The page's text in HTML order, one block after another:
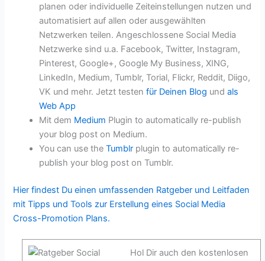
planen oder individuelle Zeiteinstellungen nutzen und
automatisiert auf allen oder ausgewählten
Netzwerken teilen. Angeschlossene Social Media
Netzwerke sind u.a. Facebook, Twitter, Instagram,
Pinterest, Google+, Google My Business, XING,
LinkedIn, Medium, Tumblr, Torial, Flickr, Reddit, Diigo,
VK und mehr. Jetzt testenfür Deinen Blog undals
Web App
Mit dem Medium Plugin to automatically re-publish
your blog post on Medium.
You can use theTumblr plugin to automatically re-
publish your blog post on Tumblr.
Hier findest Du einen umfassenden Ratgeber und Leitfaden
mit Tipps und Tools zur Erstellung eines Social Media
Cross-Promotion Plans.
Hol Dir auch den kostenlosen